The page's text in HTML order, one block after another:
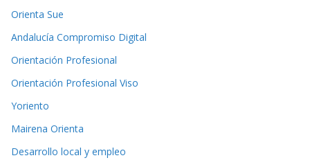
Orienta Sue
Andalucía Compromiso Digital
Orientación Profesional
Orientación Profesional Viso
Yoriento
Mairena Orienta
Desarrollo local y empleo